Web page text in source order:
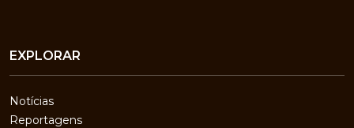
EXPLORAR
Notícias
Reportagens